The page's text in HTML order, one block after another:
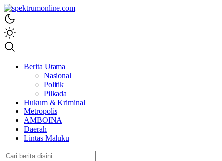
spektrumonline.com
Berita Utama
Nasional
Politik
Pilkada
Hukum & Kriminal
Metropolis
AMBOINA
Daerah
Lintas Maluku